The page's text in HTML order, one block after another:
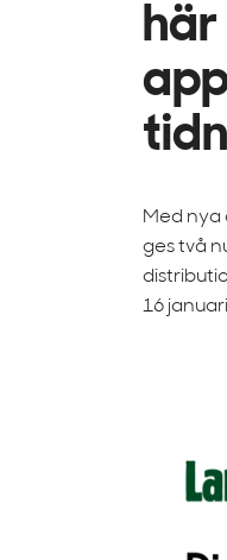
här
Med nya
ges två
16